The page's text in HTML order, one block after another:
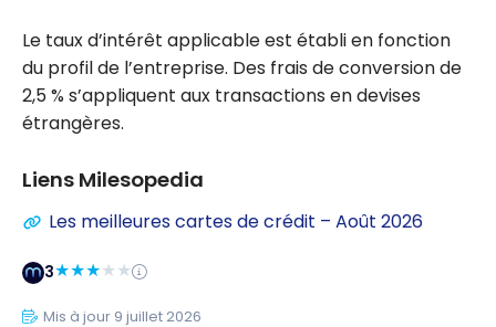
Le taux d’intérêt applicable est établi en fonction
du profil de l’entreprise. Des frais de conversion de
2,5 % s’appliquent aux transactions en devises
étrangères.
Liens Milesopedia
Les meilleures cartes de crédit – Août 2026
3
Mis à jour 9 juillet 2026